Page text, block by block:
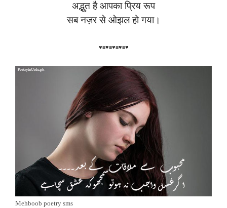
अद्भुत है आपका प्रिय रूप
सब नज़र से ओझल हो गया।
♥≡♥≡♥≡♥≡♥
Mehboob poetry sms